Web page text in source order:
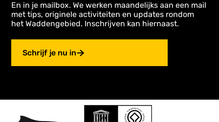
En in je mailbox. We werken maandelijks aan een mail
met tips, originele activiteiten en updates rondom
het Waddengebied. Inschrijven kan hiernaast.
Schrijf je nu in